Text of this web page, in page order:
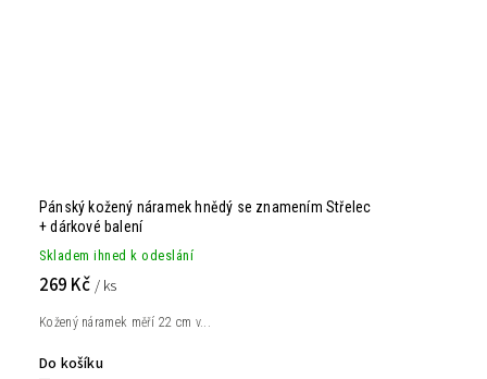
Pánský kožený náramek hnědý se znamením Střelec
+ dárkové balení
Skladem ihned k odeslání
269 Kč / ks
Do košíku
Kožený náramek měří 22 cm v...